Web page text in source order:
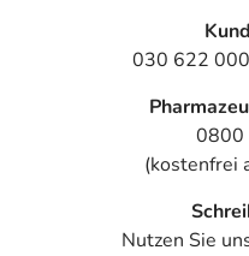
030 622
0800
(kostenfrei
Nutzen Sie